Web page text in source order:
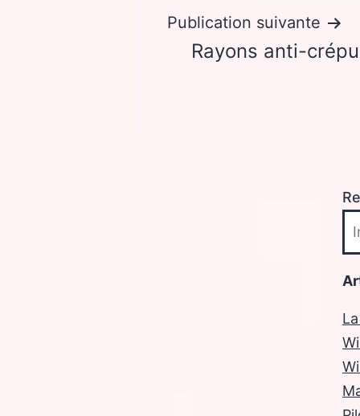
Publication suivante
Rayons anti-